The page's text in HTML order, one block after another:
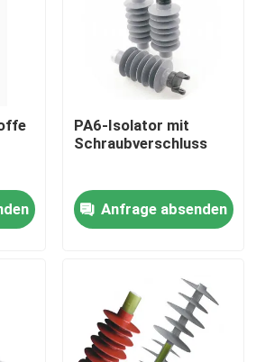
PA6-Isolator mit
Schraubverschluss
Anfrage absenden